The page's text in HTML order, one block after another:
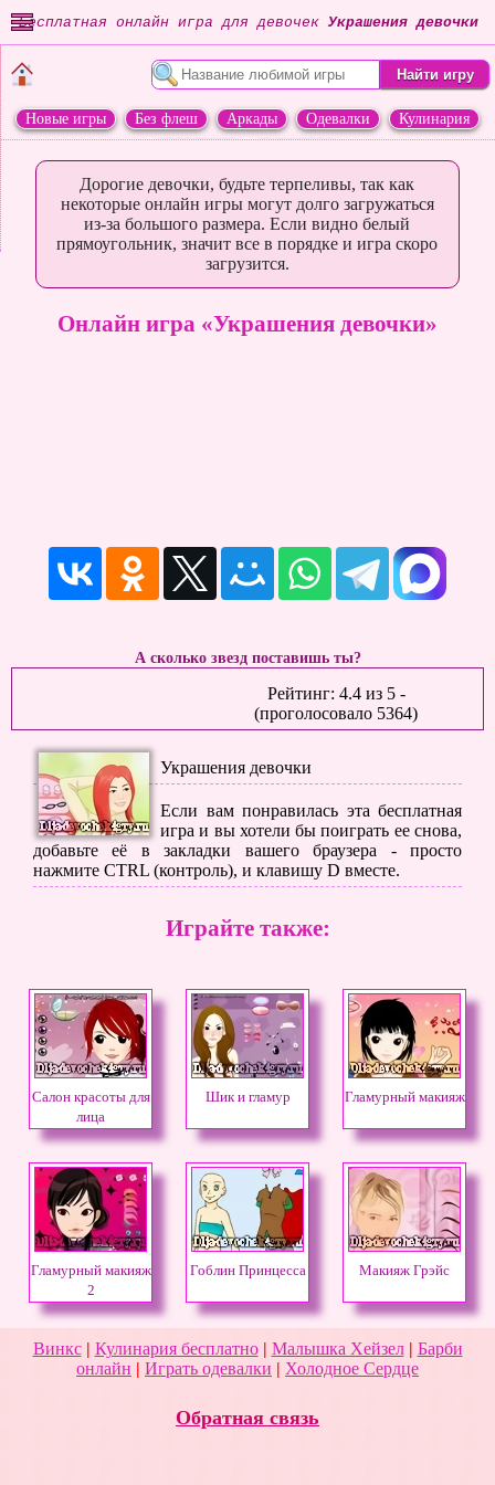
Бесплатная онлайн игра для девочек Украшения девочки
Новые игры Без флеш Аркады Одевалки
Кулинария
Дорогие девочки, будьте терпеливы, так как
некоторые онлайн игры могут долго загружаться
из-за большого размера. Если видно белый
прямоугольник, значит все в порядке и игра скоро
загрузится.
Онлайн игра «Украшения девочки»
А сколько звезд поставишь ты?
Рейтинг: 4.4из 5-
(проголосовало 5364)
Украшения девочки
Если вам понравилась эта бесплатная
игра и вы хотели бы поиграть ее снова,
добавьте её в закладки вашего браузера - просто
нажмите CTRL (контроль), и клавишу D вместе.
Играйте также:
Салон красоты для
лица
Шик и гламур Гламурный макияж
Гламурный макияж
2
Гоблин Принцесса Макияж Грэйс
Винкс| Кулинария бесплатно| Малышка Хейзел| Барби
онлайн | Играть одевалки | Холодное Сердце
Обратная связь